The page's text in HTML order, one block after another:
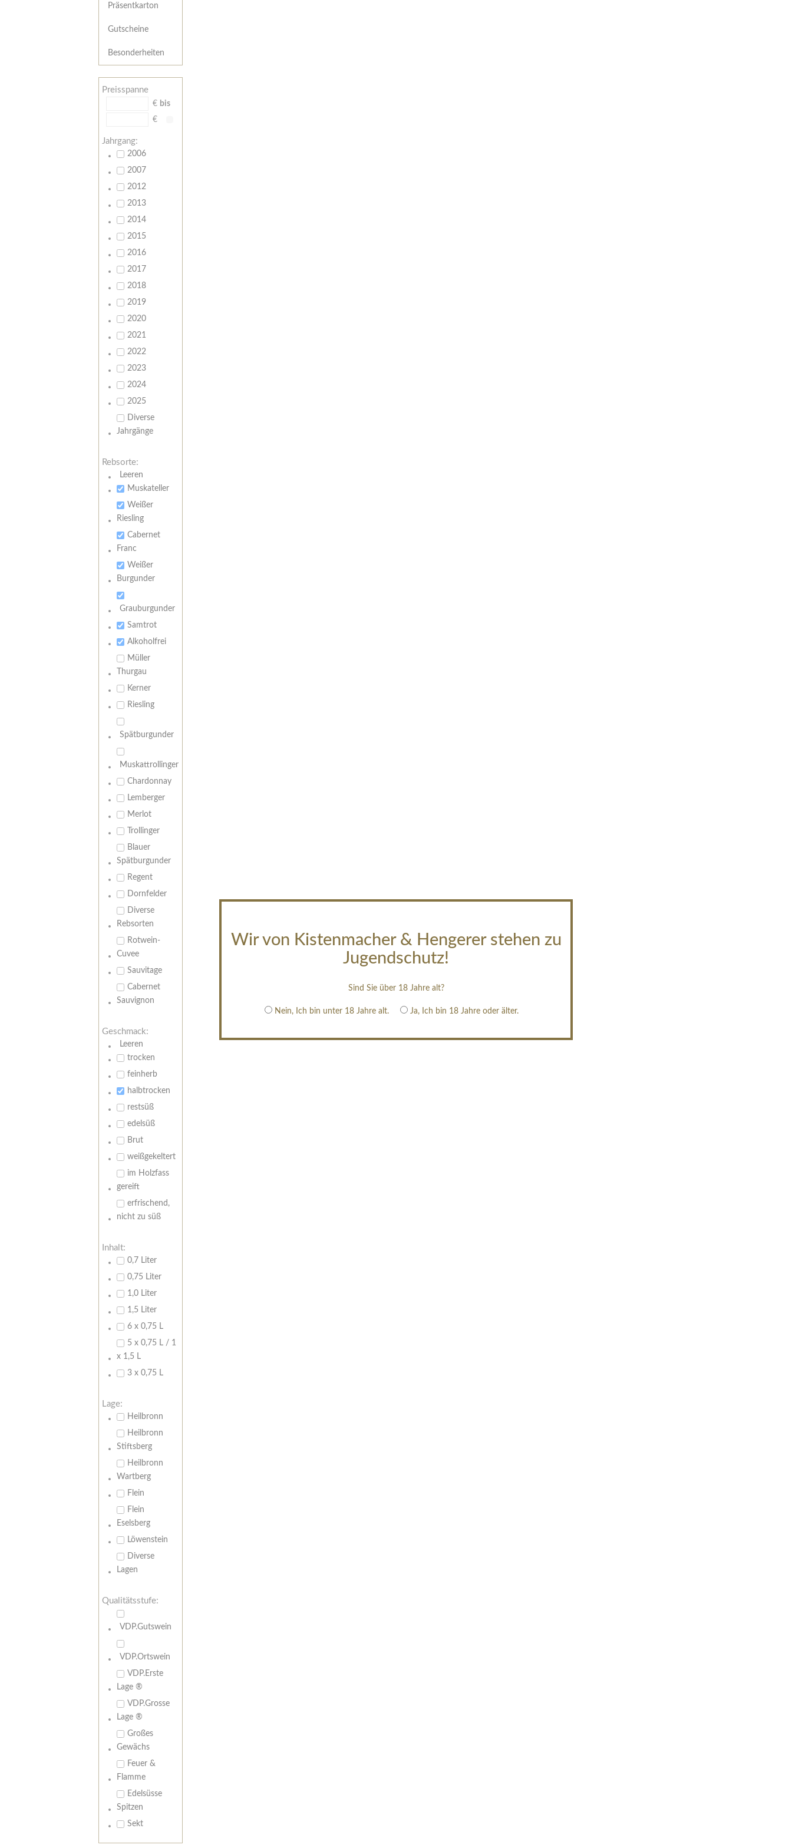
Wir von Kistenmacher & Hengerer stehen zu
Jugendschutz!
Sind Sie über 18 Jahre alt?
Nein, Ich bin unter 18 Jahre alt. Ja, Ich bin 18 Jahre oder älter.
Präsentkarton
Gutscheine
Besonderheiten
Preisspanne
€ bis
€
Jahrgang:
2006
2007
2012
2013
2014
2015
2016
2017
2018
2019
2020
2021
2022
2023
2024
2025
Diverse
Jahrgänge
Rebsorte:
Leeren
Muskateller
Weißer
Riesling
Cabernet
Franc
Weißer
Burgunder
Grauburgunder
Samtrot
Alkoholfrei
Müller
Thurgau
Kerner
Riesling
Spätburgunder
Muskattrollinger
Chardonnay
Lemberger
Merlot
Trollinger
Blauer
Spätburgunder
Regent
Dornfelder
Diverse
Rebsorten
Rotwein-
Cuvee
Sauvitage
Cabernet
Sauvignon
Geschmack:
Leeren
trocken
feinherb
halbtrocken
restsüß
edelsüß
Brut
weißgekeltert
im Holzfass
gereift
erfrischend,
nicht zu süß
Inhalt:
0,7 Liter
0,75 Liter
1,0 Liter
1,5 Liter
6 x 0,75 L
5 x 0,75 L / 1
x 1,5 L
3 x 0,75 L
Lage:
Heilbronn
Heilbronn
Stiftsberg
Heilbronn
Wartberg
Flein
Flein
Eselsberg
Löwenstein
Diverse
Lagen
Qualitätsstufe:
VDP.Gutswein
VDP.Ortswein
VDP.Erste
Lage ®
VDP.Grosse
Lage ®
Großes
Gewächs
Feuer &
Flamme
Edelsüsse
Spitzen
Sekt